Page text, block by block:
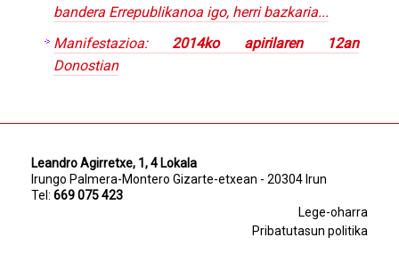
bandera Errepublikanoa igo, herri bazkaria...
Manifestazioa: 2014ko apirilaren 12an
Donostian
Leandro Agirretxe, 1, 4 Lokala
Irungo Palmera-Montero Gizarte-etxean - 20304 Irun
Tel: 669 075 423
Lege-oharra
Pribatutasun politika